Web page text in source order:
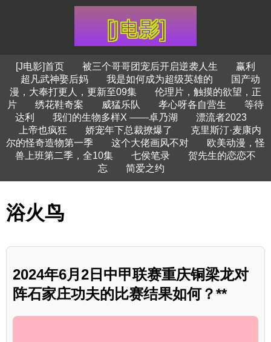
[J电影]首页 被三个哥哥团宠后开启逆袭人生
赢利
超凡武神娶后妈
我是如何成为超级英雄的
国产动
漫，大奉打更人，更新至09集
伦理片，触摸的欲望，正
片
绣花鞋奇案 威猛乐队 孝心呀各自营生
等待
达利
我们的生物多样X ——卓乃湖
漂流者2023
上帝也疯狂
娇宠年下总裁撩爆了
克里斯汀·麦康内
尔的怪奇造物第一季
这个大佬画风不对
欧美动漫，怪
兽上班第二季，全10集
七侯笔录
贺先生的恋恋不
忘
简爱之约
浴火鸟
2024年6月2日中甲联赛重庆铜梁龙对
阵石家庄功夫的比赛结果如何？**